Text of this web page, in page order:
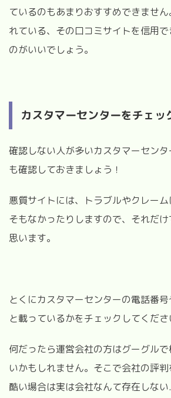
ているのもあまりおすすめできませ
れている、その口コミサイトを信用
のがいいでしょう。
カスタマーセンターをチェッ
確認しない人が多いカスタマーセン
も確認しておきましょう！
悪質サイトには、トラブルやクレー
そもなかったりしますので、それだ
思います。
とくにカスタマーセンターの電話番
と載っているかをチェックしてくださ
何だったら運営会社の方はグーグル
いかもしれません。そこで会社の評判
酷い場合は実は会社なんて存在しな